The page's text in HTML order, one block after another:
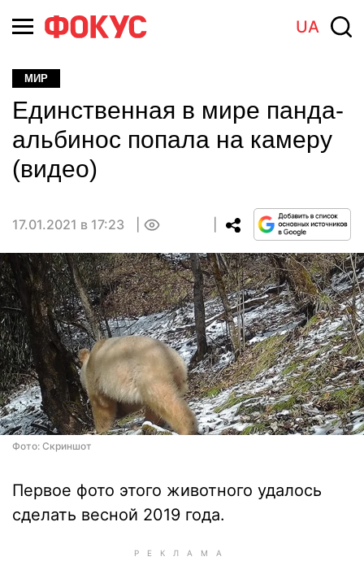
UA
МИР
Единственная в мире панда-
альбинос попала на камеру
(видео)
17.01.2021 в 17:23
Фото: Скриншот
Первое фото этого животного удалось
сделать весной 2019 года.